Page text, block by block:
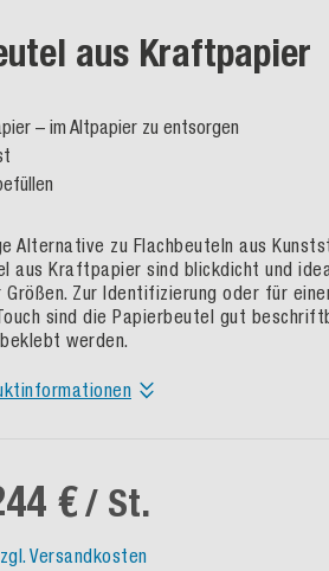
aus Kraftpapier
– im Altpapier zu entsorgen
Alternative zu Flachbeuteln aus
aus Kraftpapier sind blickdicht und
Größen. Zur Identifizierung oder für
sind die Papierbeutel gut
werden.
€/ St.
Versandkosten